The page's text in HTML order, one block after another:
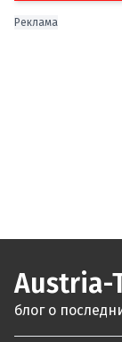
Реклама
Austria-
блог о